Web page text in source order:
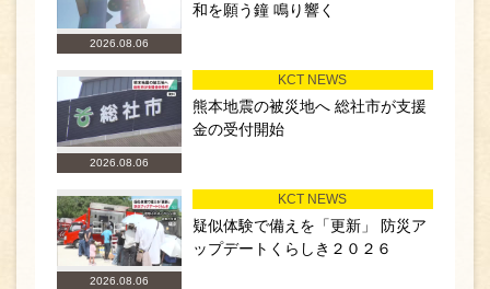
2026.08.06
和を願う鐘 鳴り響く
2026.08.06
KCT NEWS
熊本地震の被災地へ 総社市が支援
金の受付開始
2026.08.06
KCT NEWS
疑似体験で備えを「更新」 防災ア
ップデートくらしき２０２６